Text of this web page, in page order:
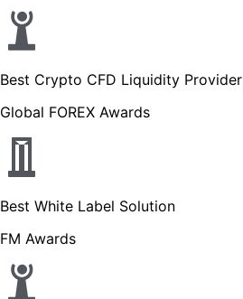
Best Crypto CFD Liquidity Provider
Global FOREX Awards
Best White Label Solution
FM Awards